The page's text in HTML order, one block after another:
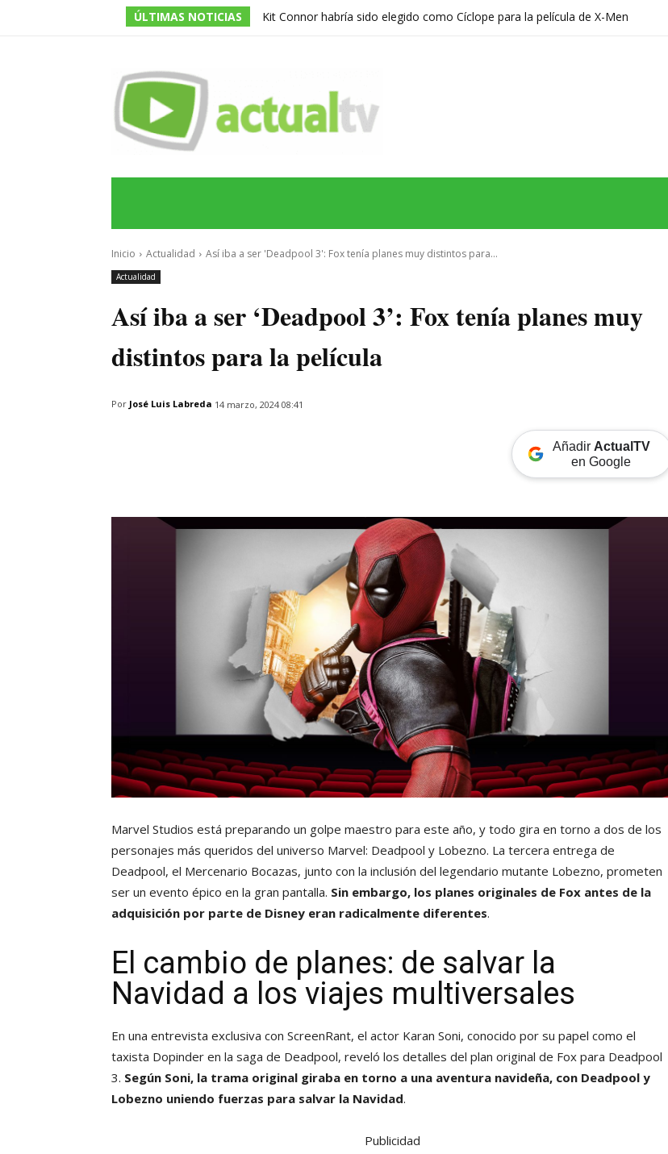
ÚLTIMAS NOTICIAS
Kit Connor habría sido elegido como Cíclope para la película de X-Men
Inicio Actualidad Así iba a ser 'Deadpool 3': Fox tenía planes muy distintos para...
Actualidad
Así iba a ser ‘Deadpool 3’: Fox tenía planes muy
distintos para la película
Por José Luis Labreda 14 marzo, 2024 08:41
Añadir ActualTV
en Google
Marvel Studios está preparando un golpe maestro para este año, y todo gira en torno a dos de los
personajes más queridos del universo Marvel: Deadpool y Lobezno. La tercera entrega de
Deadpool, el Mercenario Bocazas, junto con la inclusión del legendario mutante Lobezno, prometen
ser un evento épico en la gran pantalla. Sin embargo, los planes originales de Fox antes de la
adquisición por parte de Disney eran radicalmente diferentes.
El cambio de planes: de salvar la
Navidad a los viajes multiversales
En una entrevista exclusiva con ScreenRant, el actor Karan Soni, conocido por su papel como el
taxista Dopinder en la saga de Deadpool, reveló los detalles del plan original de Fox para Deadpool
3. Según Soni, la trama original giraba en torno a una aventura navideña, con Deadpool y
Lobezno uniendo fuerzas para salvar la Navidad.
Publicidad